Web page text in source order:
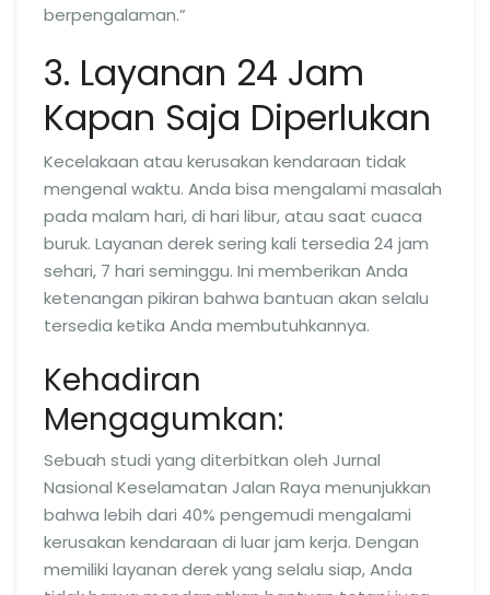
berpengalaman.”
3. Layanan 24 Jam
Kapan Saja Diperlukan
Kecelakaan atau kerusakan kendaraan tidak
mengenal waktu. Anda bisa mengalami masalah
pada malam hari, di hari libur, atau saat cuaca
buruk. Layanan derek sering kali tersedia 24 jam
sehari, 7 hari seminggu. Ini memberikan Anda
ketenangan pikiran bahwa bantuan akan selalu
tersedia ketika Anda membutuhkannya.
Kehadiran
Mengagumkan:
Sebuah studi yang diterbitkan oleh Jurnal
Nasional Keselamatan Jalan Raya menunjukkan
bahwa lebih dari 40% pengemudi mengalami
kerusakan kendaraan di luar jam kerja. Dengan
memiliki layanan derek yang selalu siap, Anda